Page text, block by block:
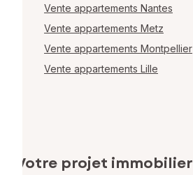
Vente appartements Nantes
Vente appartements Metz
Vente appartements Montpellier
Vente appartements Lille
Votre projet immobilier